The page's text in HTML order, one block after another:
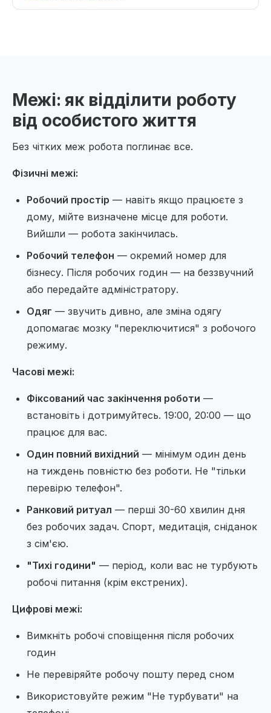
Межі: як відділити роботу
від особистого життя
Без чітких меж робота поглинає все.
Фізичні межі:
Робочий простір — навіть якщо працюєте з
дому, мійте визначене місце для роботи.
Вийшли — робота закінчилась.
Робочий телефон — окремий номер для
бізнесу. Після робочих годин — на беззвучний
або передайте адміністратору.
Одяг — звучить дивно, але зміна одягу
допомагає мозку "переключитися" з робочого
режиму.
Часові межі:
Фіксований час закінчення роботи —
встановіть і дотримуйтесь. 19:00, 20:00 — що
працює для вас.
Один повний вихідний — мінімум один день
на тиждень повністю без роботи. Не "тільки
перевірю телефон".
Ранковий ритуал — перші 30-60 хвилин дня
без робочих задач. Спорт, медитація, сніданок
з сім'єю.
"Тихі години" — період, коли вас не турбують
робочі питання (крім екстрених).
Цифрові межі:
Вимкніть робочі сповіщення після робочих
годин
Не перевіряйте робочу пошту перед сном
Використовуйте режим "Не турбувати" на